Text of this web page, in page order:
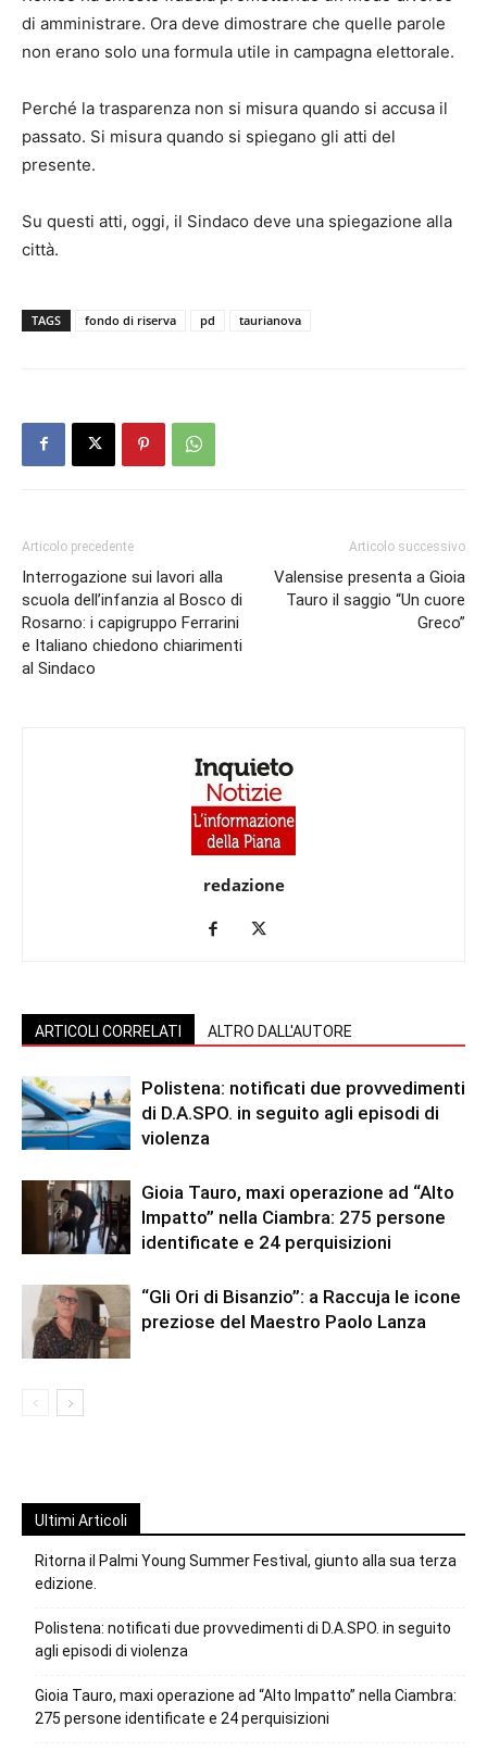
di amministrare. Ora deve dimostrare che quelle parole
non erano solo una formula utile in campagna elettorale.
Perché la trasparenza non si misura quando si accusa il
passato. Si misura quando si spiegano gli atti del
presente.
Su questi atti, oggi, il Sindaco deve una spiegazione alla
città.
TAGS fondo di riserva pd taurianova
Articolo precedente
Interrogazione sui lavori alla
scuola dell’infanzia al Bosco di
Rosarno: i capigruppo Ferrarini
e Italiano chiedono chiarimenti
al Sindaco
Articolo successivo
Valensise presenta a Gioia
Tauro il saggio “Un cuore
Greco”
redazione
ARTICOLI CORRELATI ALTRO DALL'AUTORE
Polistena: notificati due provvedimenti
di D.A.SPO. in seguito agli episodi di
violenza
Gioia Tauro, maxi operazione ad “Alto
Impatto” nella Ciambra: 275 persone
identificate e 24 perquisizioni
“Gli Ori di Bisanzio”: a Raccuja le icone
preziose del Maestro Paolo Lanza
Ultimi Articoli
Ritorna il Palmi Young Summer Festival, giunto alla sua terza
edizione.
Polistena: notificati due provvedimenti di D.A.SPO. in seguito
agli episodi di violenza
Gioia Tauro, maxi operazione ad “Alto Impatto” nella Ciambra:
275 persone identificate e 24 perquisizioni